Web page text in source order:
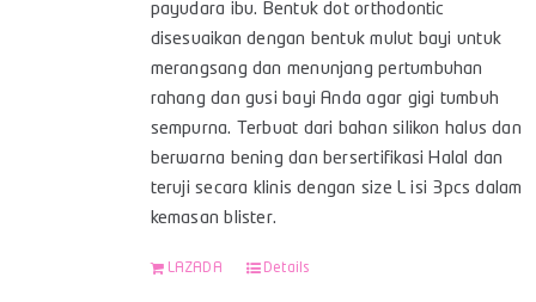
payudara ibu. Bentuk dot orthodontic
disesuaikan dengan bentuk mulut bayi untuk
merangsang dan menunjang pertumbuhan
rahang dan gusi bayi Anda agar gigi tumbuh
sempurna. Terbuat dari bahan silikon halus dan
berwarna bening dan bersertifikasi Halal dan
teruji secara klinis dengan size L isi 3pcs dalam
kemasan blister.
LAZADA Details